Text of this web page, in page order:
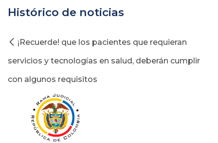
Histórico de noticias
¡Recuerde! que los pacientes que requieran
servicios y tecnologías en salud, deberán cumplir
con algunos requisitos